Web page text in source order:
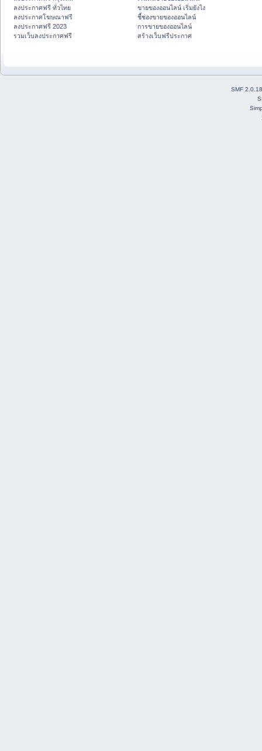
ลงประกาศฟรี ทั่วไทย
ลงประกาศโฆษณาฟรี
ลงประกาศฟรี 2023
รวมเว็บลงประกาศฟรี
ขายของออนไลน์ เริ่มยังไง
ชี้ช่องขายของออนไลน์
การขายของออนไลน์
สร้างเว็บฟรีประกาศ
SMF 2.0.18